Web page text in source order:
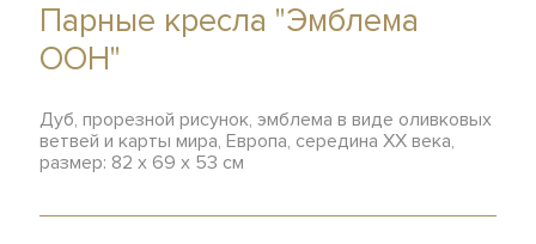
Парные кресла "Эмблема
ООН"
Дуб, прорезной рисунок, эмблема в виде оливковых
ветвей и карты мира, Европа, середина XX века,
размер: 82 х 69 х 53 см